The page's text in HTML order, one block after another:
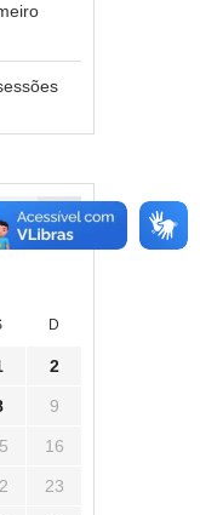
D
2
9
16
23